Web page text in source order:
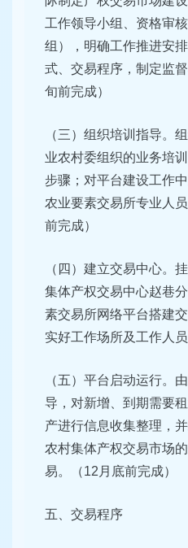
工作领导小组、资格审
组），明确工作推进安
式、交易程序，制定监
旬前完成）
（三）组织培训指导。
业农村委组织的业务培
步骤；对平台建设工作
农业要素交易所专业人
前完成）
（四）建立交易中心。
集体产权交易中心赵巷
素交易所网络平台搭建
实好工作场所及工作人
（五）平台启动运行。
导，对新增、到期需要
产进行信息收集整理，
农村集体产权交易市场
易。（12月底前完成）
五、交易程序